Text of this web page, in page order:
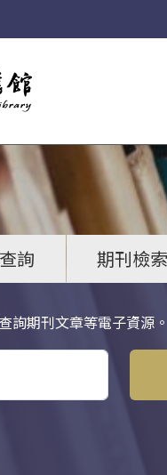
詢 期刊檢索
詢期刊文章等電子資源。